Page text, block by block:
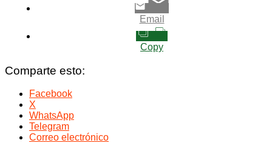
Email
Copy
Comparte esto:
Facebook
X
WhatsApp
Telegram
Correo electrónico